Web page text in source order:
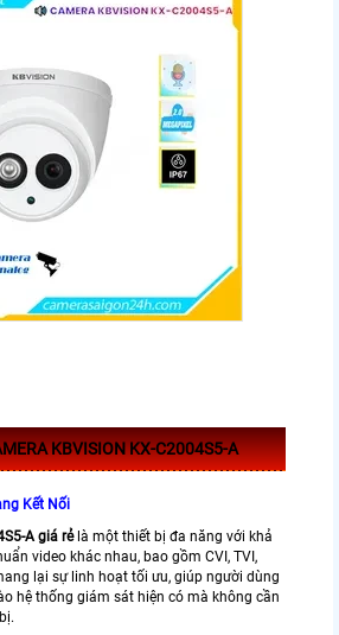
KBVISION KX-C2004S5-A
Kết Nối
A giá rẻlà một thiết bị đa năng với khả
video khác nhau, bao gồm CVI, TVI,
lại sự linh hoạt tối ưu, giúp người dùng
hệ thống giám sát hiện có mà không cần